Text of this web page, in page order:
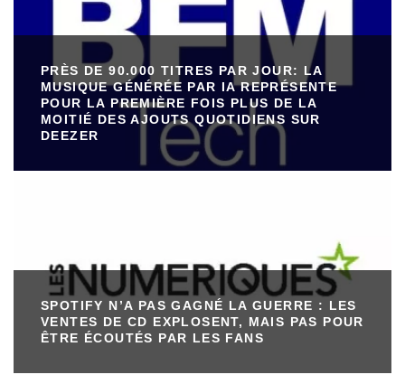
PRÈS DE 90.000 TITRES PAR JOUR: LA
MUSIQUE GÉNÉRÉE PAR IA REPRÉSENTE
POUR LA PREMIÈRE FOIS PLUS DE LA
MOITIÉ DES AJOUTS QUOTIDIENS SUR
DEEZER
SPOTIFY N’A PAS GAGNÉ LA GUERRE : LES
VENTES DE CD EXPLOSENT, MAIS PAS POUR
ÊTRE ÉCOUTÉS PAR LES FANS